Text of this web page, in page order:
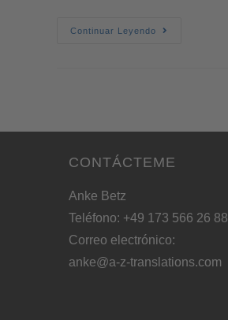
Continuar Leyendo
CONTÁCTEME
Anke Betz
Teléfono: +49 173 566 26 88
Correo electrónico:
anke@a-z-translations.com